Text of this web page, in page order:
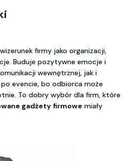
firmy jako organizacji,
Buduje pozytywne emocje i
wewnętrznej, jak i
po evencie, bo odbiorca może
To dobry wybór dla firm, które
gadżety firmowe miały